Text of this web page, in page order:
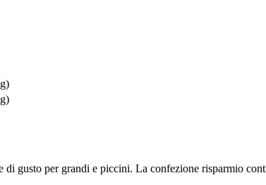
gusto per grandi e piccini. La confezione risparmio